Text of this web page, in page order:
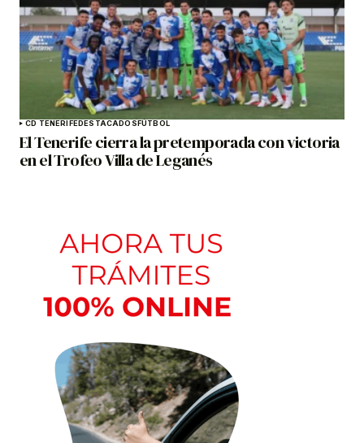
CD TENERIFEDESTACADOSFÚTBOL
El Tenerife cierra la pretemporada con victoria
en el Trofeo Villa de Leganés